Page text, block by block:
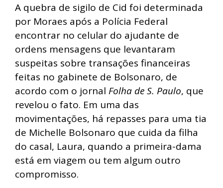
A quebra de sigilo de Cid foi determinada
por Moraes após a Polícia Federal
encontrar no celular do ajudante de
ordens mensagens que levantaram
suspeitas sobre transações financeiras
feitas no gabinete de Bolsonaro, de
acordo com o jornal Folha de S. Paulo, que
revelou o fato. Em uma das
movimentações, há repasses para uma tia
de Michelle Bolsonaro que cuida da filha
do casal, Laura, quando a primeira-dama
está em viagem ou tem algum outro
compromisso.